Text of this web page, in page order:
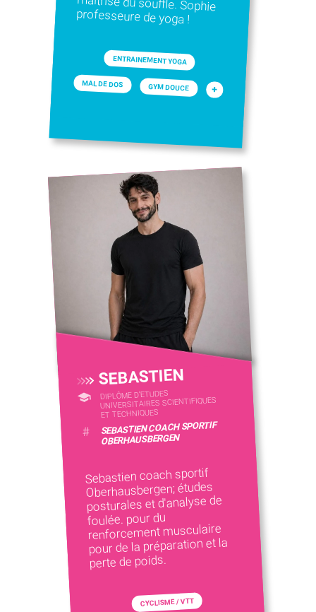
professeure de yoga !
ENTRAINEMENT YOGA
MAL DE DOS GYM DOUCE +
SEBASTIEN
DIPLÔME D'ETUDES
UNIVERSITAIRES SCIENTIFIQUES
ET TECHNIQUES
# SEBASTIEN COACH SPORTIF
OBERHAUSBERGEN
Sebastien coach sportif
Oberhausbergen; études
posturales et d'analyse de
foulée. pour du
renforcement musculaire
pour de la préparation et la
perte de poids.
CYCLISME / VTT